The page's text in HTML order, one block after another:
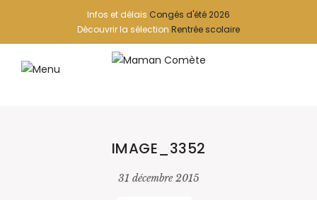
Infos et délais Congés d'été 2026
Découvrir la sélection Rentrée scolaire
IMAGE_3352
31 décembre 2015